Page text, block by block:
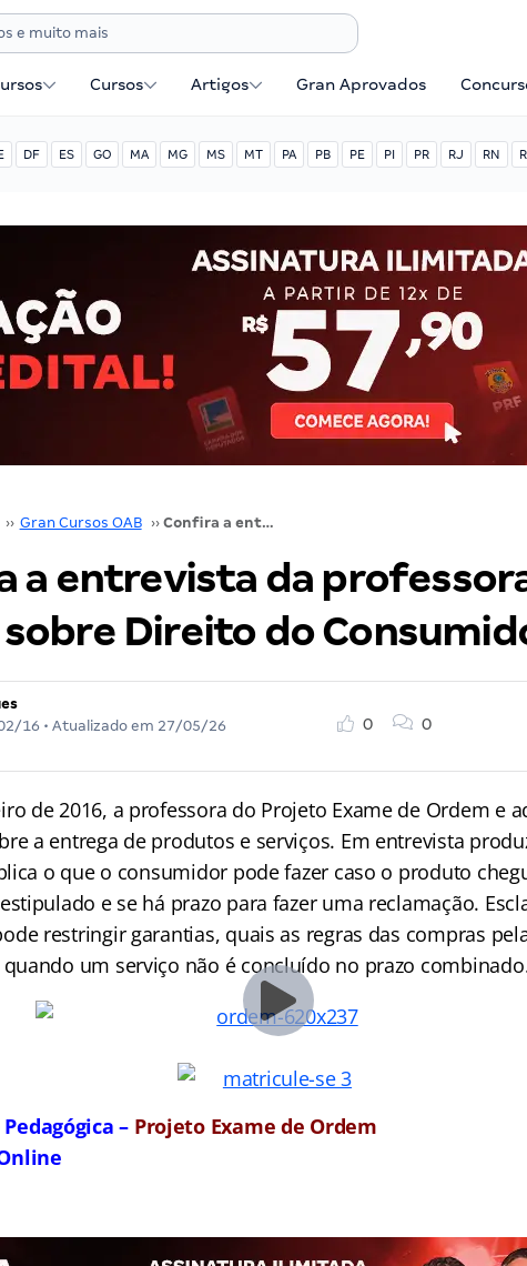
Cursos Artigos Gran Aprovados
DF ES GO MA MG MS MT PA PB PE PI PR RJ RN
›› Gran Cursos OAB ›› Confira a entrevista da professora Raquel Bueno sobre Direito do Consumidor!
a entrevista da
sobre Direito do
16 • Atualizado em 27/05/26
0 0
de 2016, a professora do Projeto Exame de Ordem e
a entrega de produtos e serviços. Em entrevista
o que o consumidor pode fazer caso o produto
e se há prazo para fazer uma reclamação.
restringir garantias, quais as regras das compras
um serviço não é concluído no prazo
– Projeto Exame de Ordem